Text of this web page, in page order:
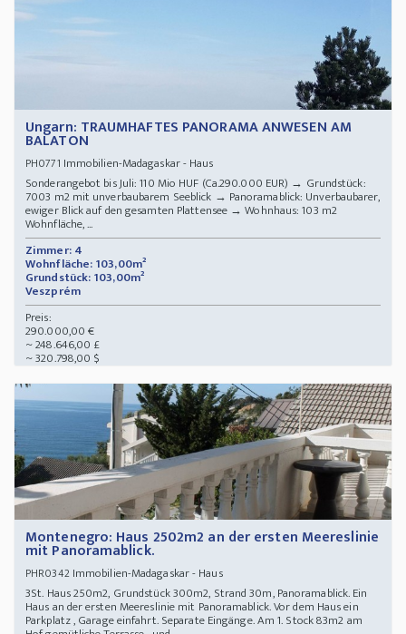
Ungarn: TRAUMHAFTES PANORAMA ANWESEN AM
BALATON
PH0771 Immobilien-Madagaskar - Haus
Sonderangebot bis Juli: 110 Mio HUF (Ca.290.000 EUR) → Grundstück:
7003 m2 mit unverbaubarem Seeblick → Panoramablick: Unverbaubarer,
ewiger Blick auf den gesamten Plattensee → Wohnhaus: 103 m2
Wohnfläche, ...
Zimmer: 4
Wohnfläche: 103,00m²
Grundstück: 103,00m²
Veszprém
Preis:
290.000,00 €
~ 248.646,00 £
~ 320.798,00 $
Montenegro: Haus 2502m2 an der ersten Meereslinie
mit Panoramablick.
PHR0342Immobilien-Madagaskar - Haus
3St. Haus 250m2, Grundstück 300m2, Strand 30m, Panoramablick. Ein
Haus an der ersten Meereslinie mit Panoramablick. Vor dem Haus ein
Parkplatz , Garage einfahrt. Separate Eingänge. Am 1. Stock 83m2 am